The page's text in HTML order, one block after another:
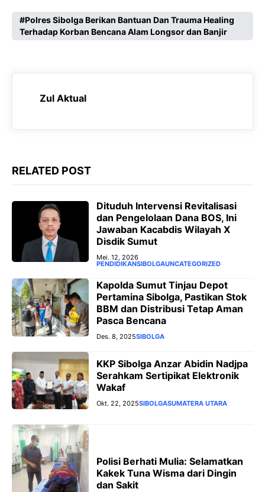
c
e
o
a
t
A
p
l
e
r
a
s
s
n
r
Polres Sibolga Berikan Bantuan Dan Trauma Healing
Terhadap Korban Bencana Alam Longsor dan Banjir
Zul Aktual
RELATED POST
‎Dituduh Intervensi Revitalisasi
dan Pengelolaan Dana BOS, Ini
Jawaban Kacabdis Wilayah X
Disdik Sumut ‎
Mei. 12, 2026
PENDIDIKANSIBOLGAUNCATEGORIZED
Kapolda Sumut Tinjau Depot
Pertamina Sibolga, Pastikan Stok
BBM dan Distribusi Tetap Aman
Pasca Bencana
Des. 8, 2025SIBOLGA
KKP Sibolga Anzar Abidin Nadjpa
Serahkam Sertipikat Elektronik
Wakaf
Okt. 22, 2025SIBOLGASUMATERA UTARA
Polisi Berhati Mulia: Selamatkan
Kakek Tuna Wisma dari Dingin
dan Sakit